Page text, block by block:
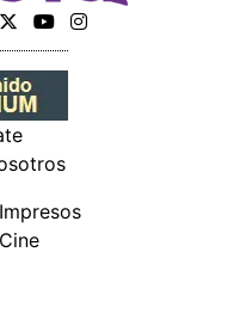
Impresos
Cine